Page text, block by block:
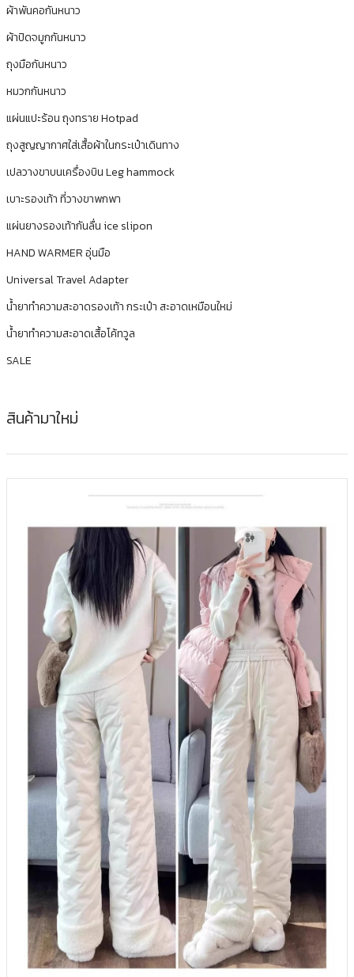
ผ้าพันคอกันหนาว
ผ้าปิดจมูกกันหนาว
ถุงมือกันหนาว
หมวกกันหนาว
แผ่นแปะร้อน ถุงทราย Hotpad
ถุงสูญญากาศใส่เสื้อผ้าในกระเป๋าเดินทาง
เปลวางขาบนเครื่องบิน Leg hammock
เบาะรองเท้า ที่วางขาพกพา
แผ่นยางรองเท้ากันลื่น ice slipon
HAND WARMER อุ่นมือ
Universal Travel Adapter
น้ำยาทำความสะอาดรองเท้า กระเป๋า สะอาดเหมือนใหม่
น้ำยาทำความสะอาดเสื้อโค้ทวูล
SALE
สินค้ามาใหม่